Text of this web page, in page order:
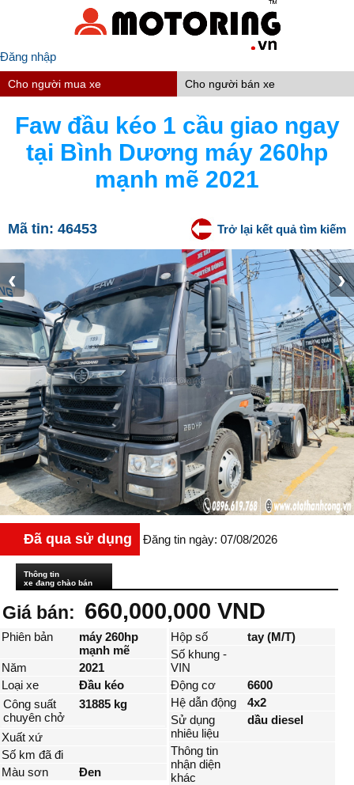
Đăng nhập
Cho người mua xe Cho người bán xe
Faw đầu kéo 1 cầu giao ngay
tại Bình Dương máy 260hp
mạnh mẽ 2021
Mã tin: 46453 Trở lại kết quả tìm kiếm
‹ ›
Đã qua sử dụng Đăng tin ngày: 07/08/2026
Thông tin
xe đang chào bán
Giá bán: 660,000,000 VND
Phiên bản
máy 260hp
mạnh mẽ
Năm
2021
Loại xe
Đầu kéo
Công suất
chuyên chở
31885 kg
Xuất xứ
Số km đã đi
Màu sơn
Đen
Hộp số
tay (M/T)
Số khung -
VIN
Động cơ
6600
Hệ dẫn động
4x2
Sử dụng
nhiêu liệu
dầu diesel
Thông tin
nhận diện
khác